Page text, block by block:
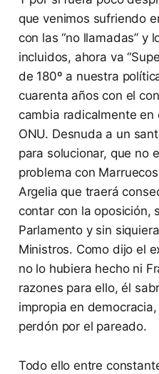
que venimos sufriendo
con las “no llamadas” y
incluidos, ahora va
de 180º a nuestra
cuarenta años con el
cambia radicalmente
ONU. Desnuda a un
para solucionar, que no
problema con
Argelia que traerá
contar con la oposición,
Parlamento y sin
Ministros. Como dijo el
no lo hubiera hecho ni
razones para ello, él
impropia en
perdón por el pareado.
Todo ello entre